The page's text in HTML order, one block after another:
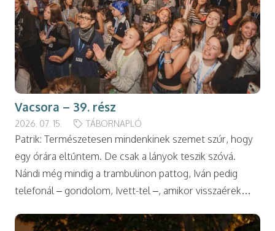
Vacsora – 39. rész
2026. 07. 15. TÁBORNAPLÓ
Patrik: Természetesen mindenkinek szemet szúr, hogy
egy órára eltűntem. De csak a lányok teszik szóvá.
Nándi még mindig a trambulinon pattog, Iván pedig
telefonál – gondolom, Ivett-tel –, amikor visszaérek…